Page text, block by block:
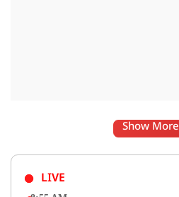
Show More
LIVE